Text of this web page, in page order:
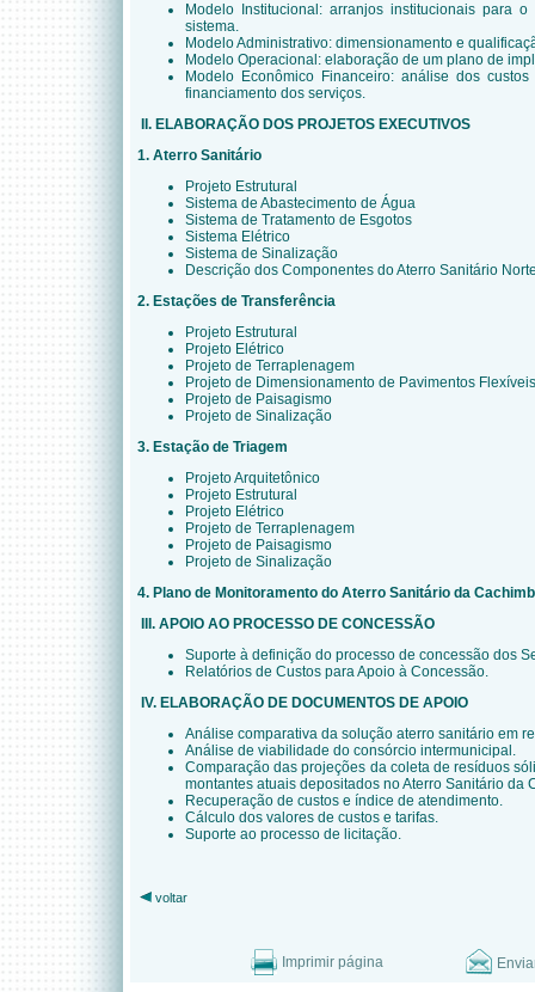
Modelo Institucional: arranjos institucionais para
sistema.
Modelo Administrativo: dimensionamento e
Modelo Operacional: elaboração de um plano de
Modelo Econômico Financeiro: análise dos
financiamento dos serviços.
II. ELABORAÇÃO DOS PROJETOS EXECUTIVOS
1. Aterro Sanitário
Projeto Estrutural
Sistema de Abastecimento de Água
Sistema de Tratamento de Esgotos
Sistema Elétrico
Sistema de Sinalização
Descrição dos Componentes do Aterro Sanitário
2. Estações de Transferência
Projeto Estrutural
Projeto Elétrico
Projeto de Terraplenagem
Projeto de Dimensionamento de Pavimentos Flexíveis
Projeto de Paisagismo
Projeto de Sinalização
3. Estação de Triagem
Projeto Arquitetônico
Projeto Estrutural
Projeto Elétrico
Projeto de Terraplenagem
Projeto de Paisagismo
Projeto de Sinalização
4. Plano de Monitoramento do Aterro Sanitário da
III. APOIO AO PROCESSO DE CONCESSÃO
Suporte à definição do processo de concessão dos
Relatórios de Custos para Apoio à Concessão.
IV. ELABORAÇÃO DE DOCUMENTOS DE APOIO
Análise comparativa da solução aterro sanitário em
Análise de viabilidade do consórcio intermunicipal.
Comparação das projeções da coleta de resíduos
montantes atuais depositados no Aterro Sanitário da
Recuperação de custos e índice de atendimento.
Cálculo dos valores de custos e tarifas.
Suporte ao processo de licitação.
voltar
Imprimir página